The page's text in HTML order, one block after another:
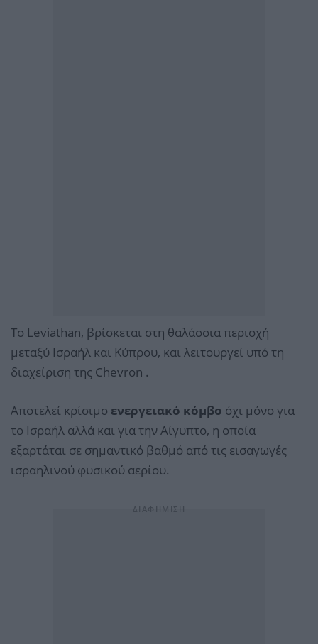
Το Leviathan, βρίσκεται στη θαλάσσια περιοχή
μεταξύ Ισραήλ και Κύπρου, και λειτουργεί υπό τη
διαχείριση της Chevron .
Αποτελεί κρίσιμο ενεργειακό κόμβο όχι μόνο για
το Ισραήλ αλλά και για την Αίγυπτο, η οποία
εξαρτάται σε σημαντικό βαθμό από τις εισαγωγές
ισραηλινού φυσικού αερίου.